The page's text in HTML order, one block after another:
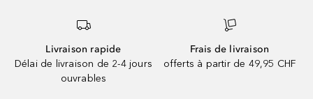
Livraison rapide
Délai de livraison de 2-4 jours
ouvrables
Frais de livraison
offerts à partir de 49,95 CHF